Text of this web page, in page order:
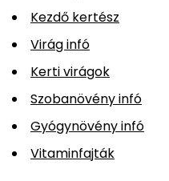
Kezdő kertész
Virág infó
Kerti virágok
Szobanövény infó
Gyógynövény infó
Vitaminfajták